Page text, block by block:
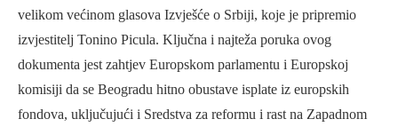
velikom većinom glasova Izvješće o Srbiji, koje je pripremio
izvjestitelj Tonino Picula. Ključna i najteža poruka ovog
dokumenta jest zahtjev Europskom parlamentu i Europskoj
komisiji da se Beogradu hitno obustave isplate iz europskih
fondova, uključujući i Sredstva za reformu i rast na Zapadnom